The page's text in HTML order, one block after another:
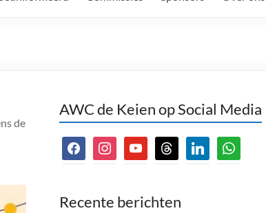
de
AWC de Keien op Social Media
facebookinstagramyoutubethreads linkedinwhatsapp
Recente berichten